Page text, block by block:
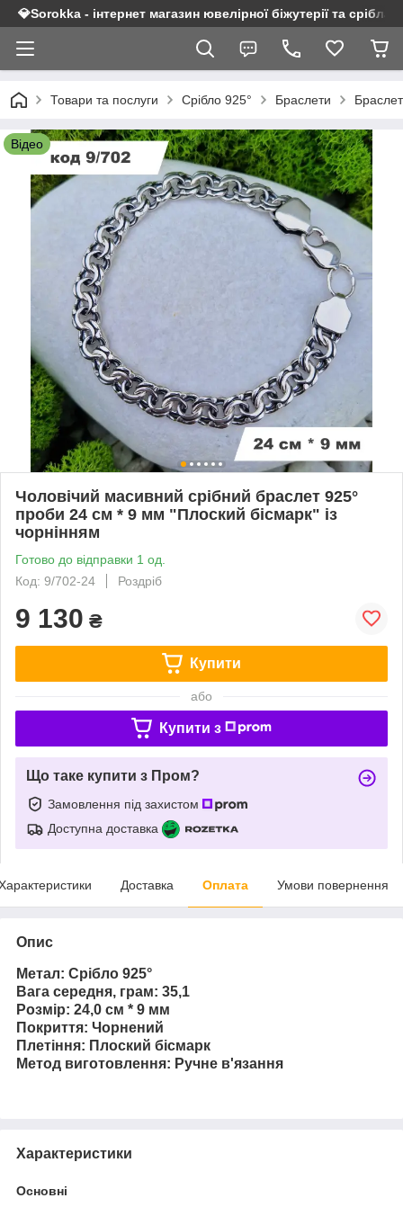
💎Sorokka - інтернет магазин ювелірної біжутерії та срібла
Товари та послуги Срібло 925° Браслети
Відео
Чоловічий масивний срібний браслет 925°
проби 24 см * 9 мм "Плоский бісмарк" із
чорнінням
Готово до відправки 1 од.
Код: 9/702-24
Роздріб
9 130 ₴
Купити
або
Купити з
Що таке купити з Пром?
Замовлення під захистом
Доступна доставка
Доставка Оплата Умови повернення
Опис
Метал: Срібло 925°
Вага середня, грам: 35,1
Розмір: 24,0 см * 9 мм
Покриття: Чорнений
Плетіння: Плоский бісмарк
Метод виготовлення: Ручне в'язання
Характеристики
Основні